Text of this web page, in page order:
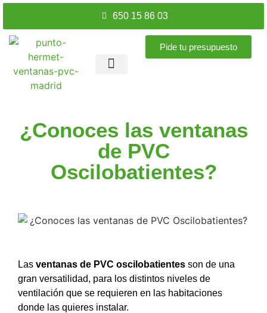
650 15 86 03
Pide tu presupuesto
¿Conoces las ventanas
de PVC
Oscilobatientes?
Las ventanas de PVC oscilobatientes son de una
gran versatilidad, para los distintos niveles de
ventilación que se requieren en las habitaciones
donde las quieres instalar.